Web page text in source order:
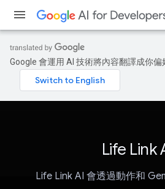
Google 會運用 AI 技術將內容翻譯成你偏
Life Link
Life Link AI 會透過動作和